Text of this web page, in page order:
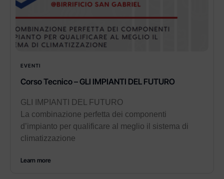
EVENTI
Corso Tecnico – GLI IMPIANTI DEL FUTURO
GLI IMPIANTI DEL FUTURO
La combinazione perfetta dei componenti
d’impianto per qualificare al meglio il sistema di
climatizzazione
Learn more